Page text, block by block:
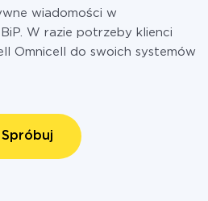
wiadomości w
W razie potrzeby klienci
Omnicell do swoich systemów
Spróbuj